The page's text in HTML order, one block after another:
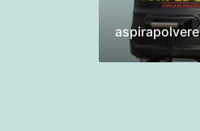
aspirapolvere